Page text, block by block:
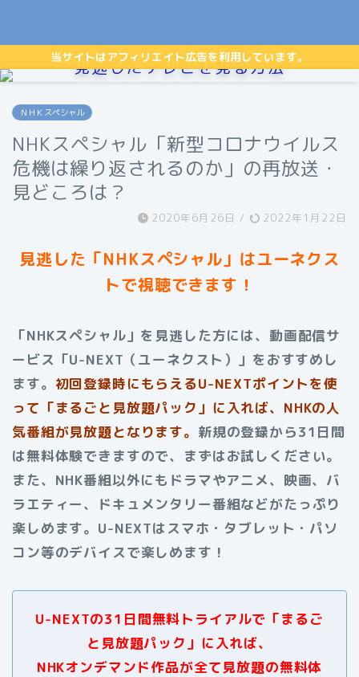
当サイトはアフィリエイト広告を利用しています。
見逃したテレビを見る方法
ＮＨＫスペシャル
NHKスペシャル「新型コロナウイルス
危機は繰り返されるのか」の再放送・
見どころは？
2020年6月26日 / 2022年1月22日
見逃した「NHKスペシャル」はユーネクス
トで視聴できます！
「NHKスペシャル」を見逃した方には、動画配信サ
ービス「U-NEXT（ユーネクスト）」をおすすめし
ます。 初回登録時にもらえるU-NEXTポイントを使
って「まるごと見放題パック」に入れば、NHKの人
気番組が見放題となります。 新規の登録から31日間
は無料体験できますので、まずはお試しください。
また、NHK番組以外にもドラマやアニメ、映画、バ
ラエティー、ドキュメンタリー番組などがたっぷり
楽しめます。 U-NEXTはスマホ・タブレット・パソ
コン等のデバイスで楽しめます！
U-NEXTの31日間無料トライアルで「まるご
と見放題パック」に入れば、
NHKオンデマンド作品が全て見放題の無料体